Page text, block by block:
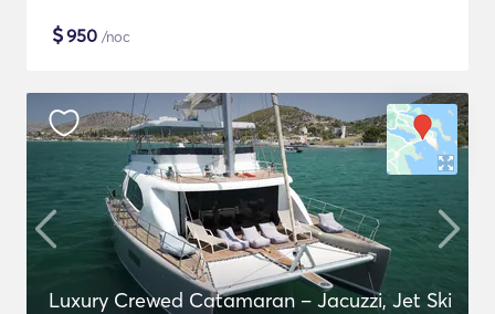
$950 /noc
Luxury Crewed Catamaran – Jacuzzi, Jet Ski